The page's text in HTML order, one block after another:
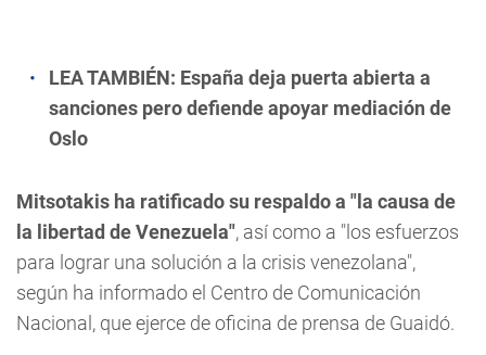
LEA TAMBIÉN: España deja puerta abierta a
sanciones pero defiende apoyar mediación de
Oslo
Mitsotakis ha ratificado su respaldo a "la causa de
la libertad de Venezuela", así como a "los esfuerzos
para lograr una solución a la crisis venezolana",
según ha informado el Centro de Comunicación
Nacional, que ejerce de oficina de prensa de Guaidó.